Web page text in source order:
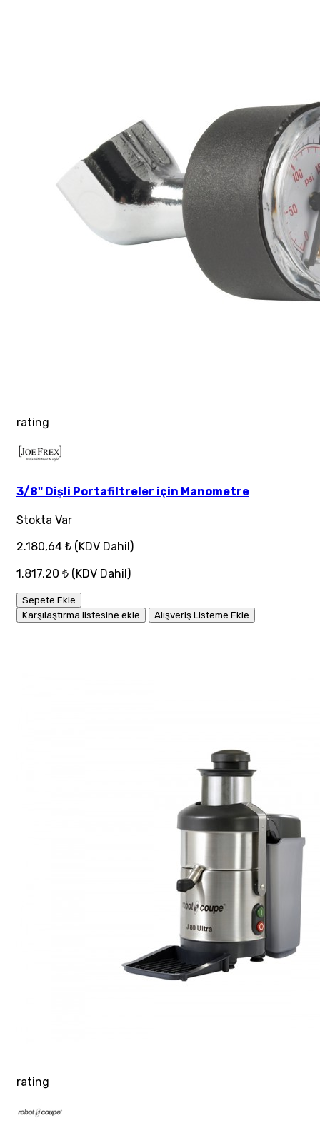
rating
3/8" Dişli Portafiltreler için Manometre
Stokta Var
2.180,64 ₺ (KDV Dahil)
1.817,20 ₺ (KDV Dahil)
Sepete Ekle
Karşılaştırma listesine ekle
Alışveriş Listeme Ekle
rating